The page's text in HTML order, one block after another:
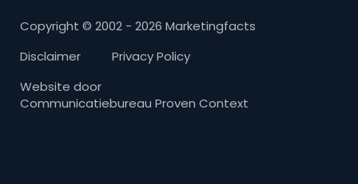
Copyright © 2002 - 2026 Marketingfacts
Disclaimer
Privacy Policy
Website door
Communicatiebureau Proven Context